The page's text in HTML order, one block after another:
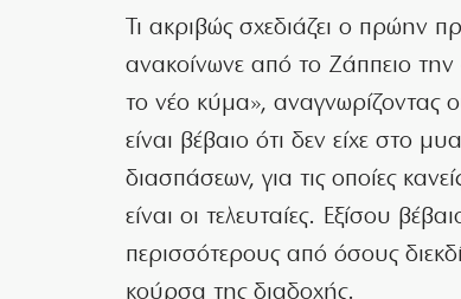
Τι ακριβώς σχεδιάζει ο πρώην
ανακοίνωνε από το Ζάππειο
το νέο κύμα», αναγνωρίζοντας
είναι βέβαιο ότι δεν είχε στο
διασπάσεων, για τις οποίες
είναι οι τελευταίες. Εξίσου
περισσότερους από όσους
κούρσα της διαδοχής.